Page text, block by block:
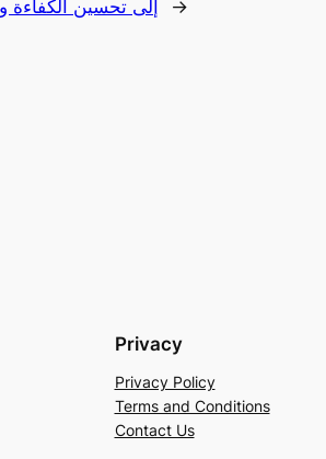
إلى تحسين الكفاءة
→
Privacy
Privacy Policy
Terms and Conditions
Contact Us